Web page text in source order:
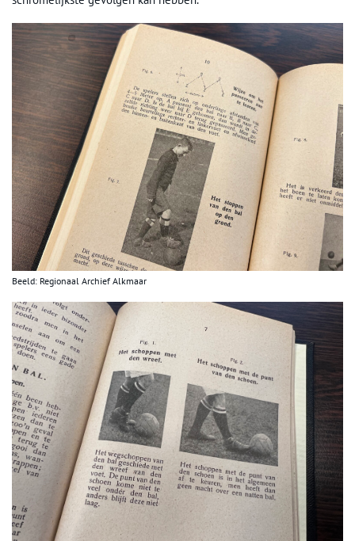
Beeld: Regionaal Archief Alkmaar